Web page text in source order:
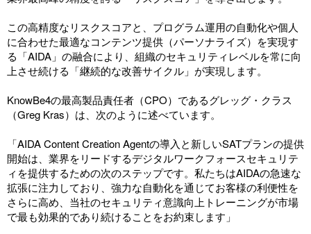
この高精度なリスクスコアと、プログラム運用の自動化や個人
に合わせた最適なコンテンツ提供（パーソナライズ）を実現す
る「AIDA」の融合により、組織のセキュリティレベルを常に向
上させ続ける「継続的な改善サイクル」が実現します。
KnowBe4の最高製品責任者（CPO）であるグレッグ・クラス
（Greg Kras）は、次のように述べています。
「AIDA Content Creation Agentの導入と新しいSATプランの提供
開始は、業界をリードするデジタルワークフォースセキュリテ
ィを提供するための次のステップです。私たちはAIDAの急速な
拡張に注力しており、強力な自動化を通じてお客様の利便性を
さらに高め、当社のセキュリティ意識向上トレーニングが市場
で最も効果的であり続けることをお約束します」